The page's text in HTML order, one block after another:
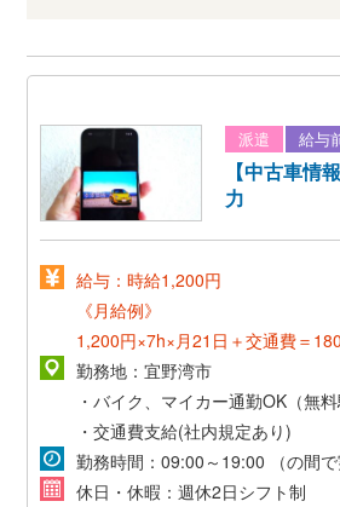
派遣 給与
【中古車情
力
給与：時給1,200円
《月給例》
1,200円×7h×月21日＋交通費＝
《正社員登用後》
*想定年収300万～*
勤務地：宜野湾市
・バイク、マイカー通勤OK（無料
・交通費支給(社内規定あり)
勤務時間：09:00～19:00 （の間で
休日・休暇：週休2日シフト制